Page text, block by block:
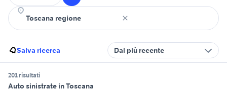
Salva ricerca Dal più recente
201 risultati
Auto sinistrate in Toscana